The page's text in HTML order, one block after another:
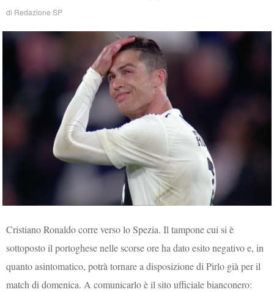
di Redazione SP
Cristiano Ronaldo corre verso lo Spezia. Il tampone cui si è
sottoposto il portoghese nelle scorse ore ha dato esito negativo e, in
quanto asintomatico, potrà tornare a disposizione di Pirlo già per il
match di domenica. A comunicarlo è il sito ufficiale bianconero: